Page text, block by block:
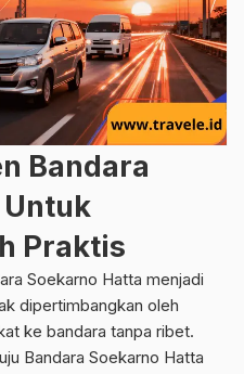
Bandara
Praktis
Soekarno Hatta menjadi
dipertimbangkan oleh
ke bandara tanpa ribet.
Bandara Soekarno Hatta